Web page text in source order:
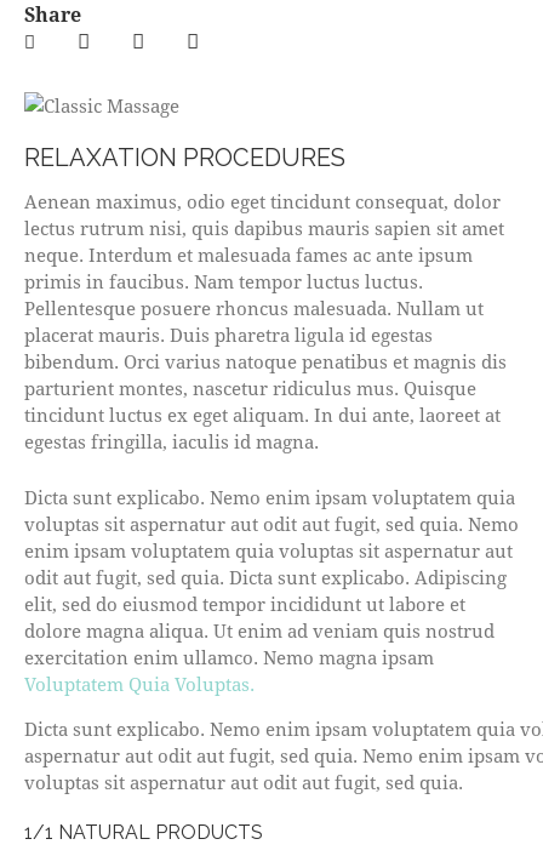
Share
RELAXATION PROCEDURES
Aenean maximus, odio eget tincidunt consequat, dolor
lectus rutrum nisi, quis dapibus mauris sapien sit amet
neque. Interdum et malesuada fames ac ante ipsum
primis in faucibus. Nam tempor luctus luctus.
Pellentesque posuere rhoncus malesuada. Nullam ut
placerat mauris. Duis pharetra ligula id egestas
bibendum. Orci varius natoque penatibus et magnis dis
parturient montes, nascetur ridiculus mus. Quisque
tincidunt luctus ex eget aliquam. In dui ante, laoreet at
egestas fringilla, iaculis id magna.
Dicta sunt explicabo. Nemo enim ipsam voluptatem quia
voluptas sit aspernatur aut odit aut fugit, sed quia. Nemo
enim ipsam voluptatem quia voluptas sit aspernatur aut
odit aut fugit, sed quia. Dicta sunt explicabo. Adipiscing
elit, sed do eiusmod tempor incididunt ut labore et
dolore magna aliqua. Ut enim ad veniam quis nostrud
exercitation enim ullamco. Nemo magna ipsam
Voluptatem Quia Voluptas.
Dicta sunt explicabo. Nemo enim ipsam voluptatem quia
aspernatur aut odit aut fugit, sed quia. Nemo enim ipsam
voluptas sit aspernatur aut odit aut fugit, sed quia.
1/1 NATURAL PRODUCTS